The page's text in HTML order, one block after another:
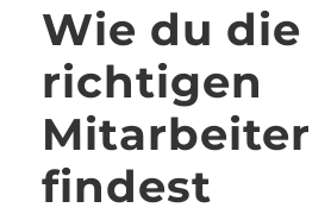
Wie du die
richtigen
Mitarbeiter
findest